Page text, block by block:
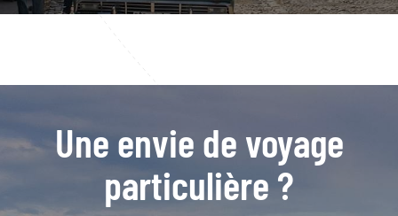
Une envie de voyage
particulière ?